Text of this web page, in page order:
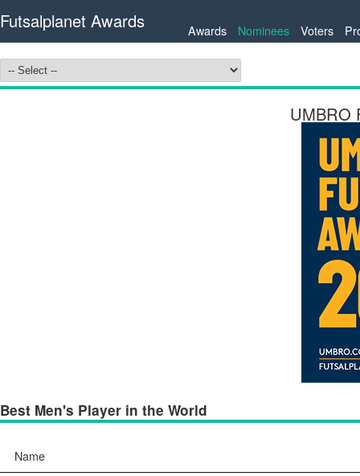
Futsalplanet Awards Awards Nominees Voters
UMBRO
Best Men's Player in the World
Name